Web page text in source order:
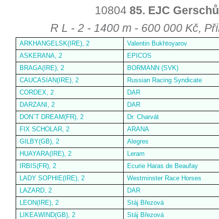
10804 85. EJC
R L - 2 - 1400 m - 600 000 Kč,
ARKHANGELSK(IRE), 2
Valentin Bukhtoyarov
ASKERANA, 2
EPICOS
BRAGA(IRE), 2
BORMANN (SVK)
CAUCASIAN(IRE), 2
Russian Racing Syndicate
CORDEX, 2
DAR
DARZANI, 2
DAR
DON`T DREAM(FR), 2
Dr. Charvát
FIX SCHOLAR, 2
ARANA
GILBY(GB), 2
Alegres
HUAYARA(IRE), 2
Leram
IRBIS(FR), 2
Ecurie Haras de Beaufay
LADY SOPHIE(IRE), 2
Westminster Race Horses
LAZARD, 2
DAR
LEON(IRE), 2
Stáj Březová
LIKEAWIND(GB), 2
Stáj Březová